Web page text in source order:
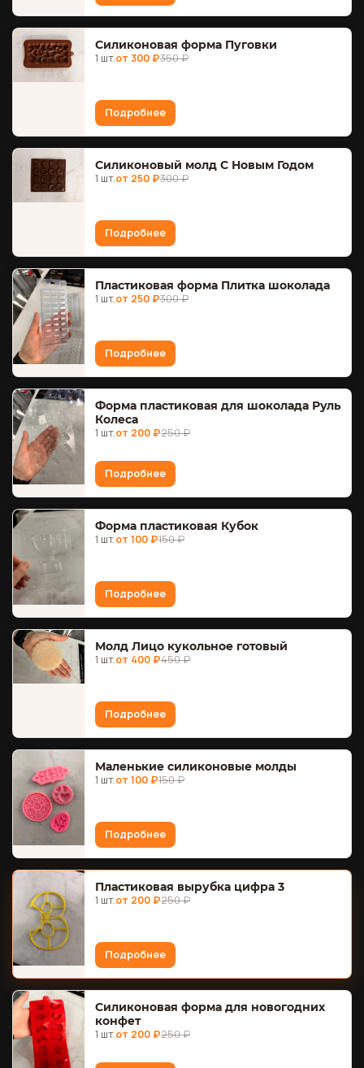
Силиконовая форма Пуговки
1 шт.от 300 ₽350 ₽
Подробнее
Силиконовый молд С Новым Годом
1 шт.от 250 ₽300 ₽
Подробнее
Пластиковая форма Плитка шоколада
1 шт.от 250 ₽300 ₽
Подробнее
Форма пластиковая для шоколада Руль
Колеса
1 шт.от 200 ₽250 ₽
Подробнее
Форма пластиковая Кубок
1 шт.от 100 ₽150 ₽
Подробнее
Молд Лицо кукольное готовый
1 шт.от 400 ₽450 ₽
Подробнее
Маленькие силиконовые молды
1 шт.от 100 ₽150 ₽
Подробнее
Пластиковая вырубка цифра 3
1 шт.от 200 ₽250 ₽
Подробнее
Силиконовая форма для новогодних
конфет
1 шт.от 200 ₽250 ₽